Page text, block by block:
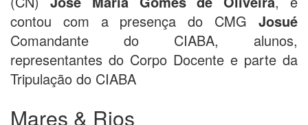
contou com a presença do CMG Josué
Comandante do CIABA, alunos,
representantes do Corpo Docente e parte da
Tripulação do CIABA
Mares & Rios